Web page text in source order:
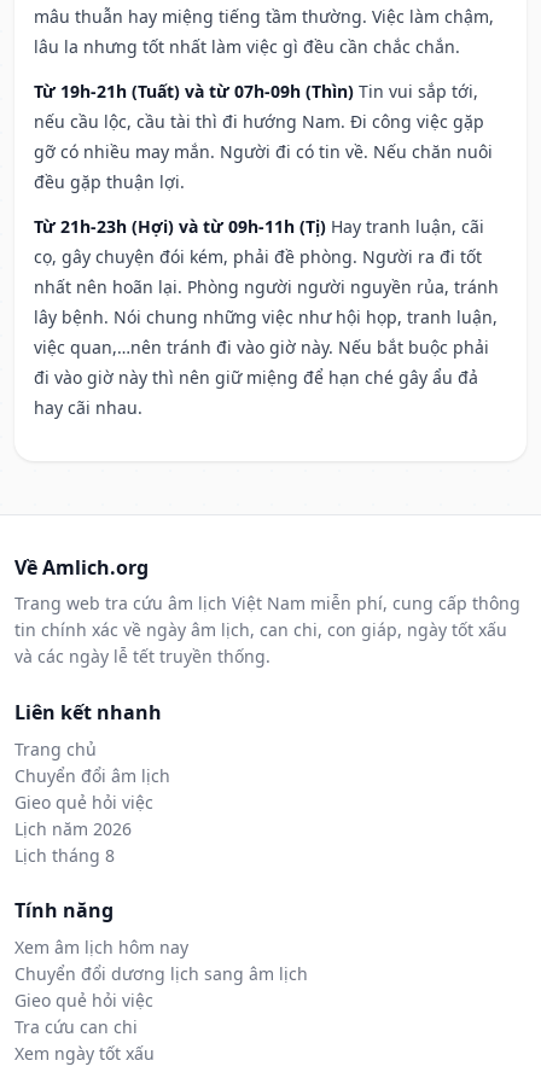
mâu thuẫn hay miệng tiếng tầm thường. Việc làm chậm,
lâu la nhưng tốt nhất làm việc gì đều cần chắc chắn.
Từ 19h-21h (Tuất) và từ 07h-09h (Thìn) Tin vui sắp tới,
nếu cầu lộc, cầu tài thì đi hướng Nam. Đi công việc gặp
gỡ có nhiều may mắn. Người đi có tin về. Nếu chăn nuôi
đều gặp thuận lợi.
Từ 21h-23h (Hợi) và từ 09h-11h (Tị) Hay tranh luận, cãi
cọ, gây chuyện đói kém, phải đề phòng. Người ra đi tốt
nhất nên hoãn lại. Phòng người người nguyền rủa, tránh
lây bệnh. Nói chung những việc như hội họp, tranh luận,
việc quan,…nên tránh đi vào giờ này. Nếu bắt buộc phải
đi vào giờ này thì nên giữ miệng để hạn ché gây ẩu đả
hay cãi nhau.
Về Amlich.org
Trang web tra cứu âm lịch Việt Nam miễn phí, cung cấp thông
tin chính xác về ngày âm lịch, can chi, con giáp, ngày tốt xấu
và các ngày lễ tết truyền thống.
Liên kết nhanh
Trang chủ
Chuyển đổi âm lịch
Gieo quẻ hỏi việc
Lịch năm 2026
Lịch tháng 8
Tính năng
Xem âm lịch hôm nay
Chuyển đổi dương lịch sang âm lịch
Gieo quẻ hỏi việc
Tra cứu can chi
Xem ngày tốt xấu